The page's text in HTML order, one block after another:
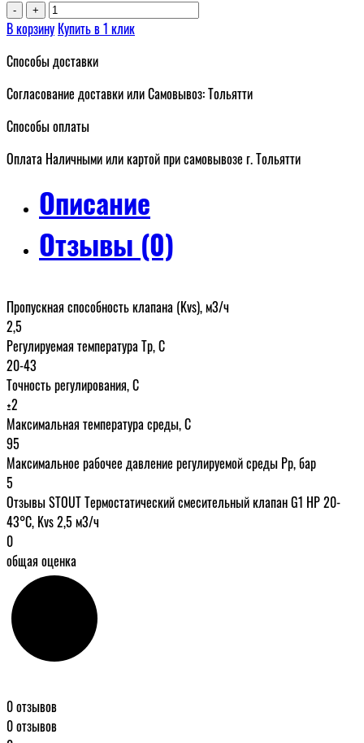
- +
В корзину Купить в 1 клик
Способы доставки
Согласование доставки или Самовывоз: Тольятти
Способы оплаты
Оплата Наличными или картой при самовывозе г. Тольятти
Описание
Отзывы (0)
Пропускная способность клапана (Kvs), м3/ч
2,5
Регулируемая температура Тр, С
20-43
Точность регулирования, С
±2
Максимальная температура среды, С
95
Максимальное рабочее давление регулируемой среды Рр, бар
5
Отзывы STOUT Термостатический смесительный клапан G1 НР 20-
43°С, Kvs 2,5 м3/ч
0
общая оценка
0 отзывов
0 отзывов